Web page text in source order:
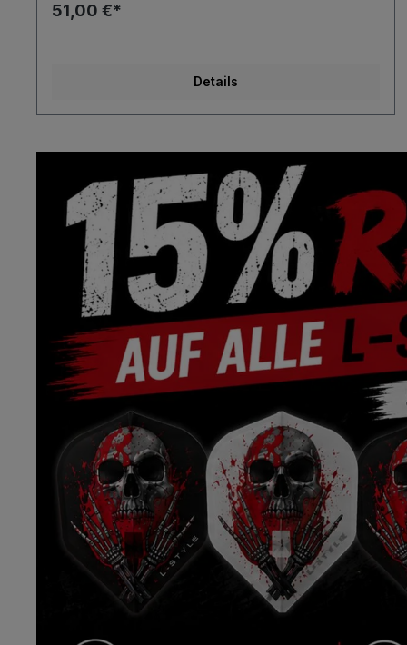
51,00 €*
Details